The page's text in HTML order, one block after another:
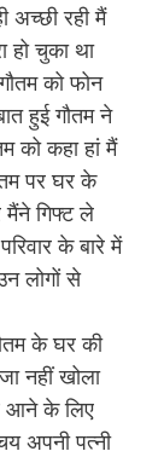
अच्छी रही मैं
हो चुका था
को फोन
हुई गौतम ने
को कहा हां मैं
पर घर के
मैंने गिफ्ट ले
के बारे में
लोगों से
के घर की
नहीं खोला
आने के लिए
अपनी पत्नी